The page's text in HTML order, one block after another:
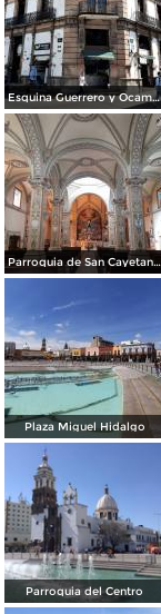
Esquina Guerrero y Ocampo
Parroquia de San Cayetano Confesor
Plaza Miguel Hidalgo
Parroquia del Centro